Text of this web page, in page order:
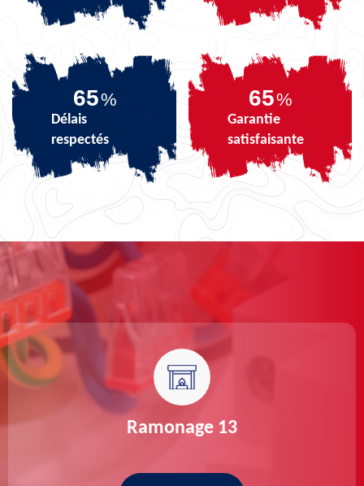
81%
Délais
respectés
81%
Garantie
satisfaisante
Ramonage 13